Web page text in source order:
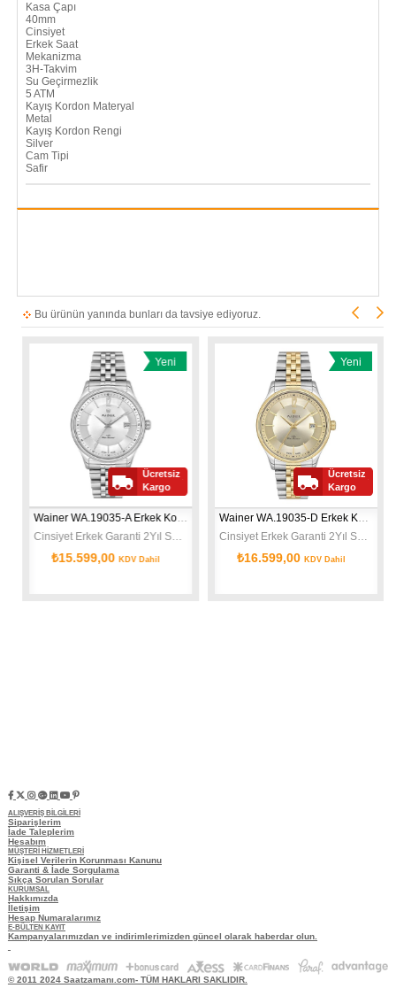
Kasa Çapı
40mm
Cinsiyet
Erkek Saat
Mekanizma
3H-Takvim
Su Geçirmezlik
5 ATM
Kayış Kordon Materyal
Metal
Kayış Kordon Rengi
Silver
Cam Tipi
Safir
Bu ürünün yanında bunları da tavsiye ediyoruz.
Wainer WA.19035-A Erkek Kol Saati
Cinsiyet Erkek Garanti 2Yıl Safir Cam 40mm
₺15.599,00KDV Dahil
Ücretsiz
Kargo
Yeni
Wainer WA.19035-D Erkek Kol Saati
Cinsiyet Erkek Garanti 2Yıl Safir Cam 40mm
₺16.599,00KDV Dahil
Ücretsiz
Kargo
Yeni
ALIŞVERİŞ BİLGİLERİ
Siparişlerim
İade Taleplerim
Hesabım
MÜŞTERİ HİZMETLERİ
Kişisel Verilerin Korunması Kanunu
Garanti & İade Sorgulama
Sıkça Sorulan Sorular
KURUMSAL
Hakkımızda
İletişim
Hesap Numaralarımız
E-BÜLTEN KAYIT
Kampanyalarımızdan ve indirimlerimizden güncel olarak haberdar olun.
© 2011 2024 Saatzamanı.com- TÜM HAKLARI SAKLIDIR.